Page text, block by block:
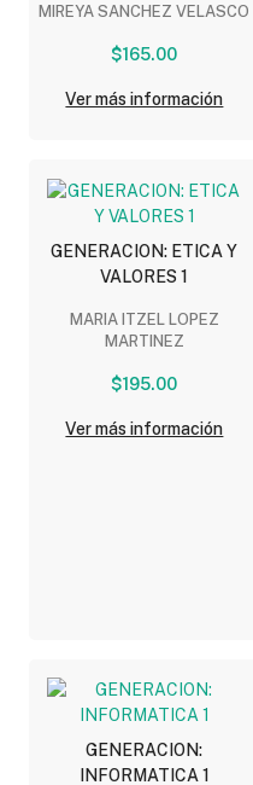
MIREYA SANCHEZ VELASCO
$165.00
Ver más información
GENERACION: ETICA Y
VALORES 1
MARIA ITZEL LOPEZ
MARTINEZ
$195.00
Ver más información
GENERACION:
INFORMATICA 1